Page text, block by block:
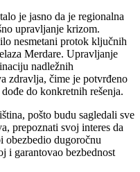
je jasno da je regionalna
upravljanje krizom.
nesmetani protok ključnih
Merdare. Upravljanje
nadležnih
zdravlja, čime je potvrđeno
do konkretnih rešenja.
pošto budu sagledali sve
prepoznati svoj interes da
obezbedio dugoročnu
i garantovao bezbednost